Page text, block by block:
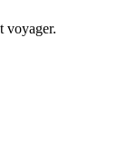
voyager.